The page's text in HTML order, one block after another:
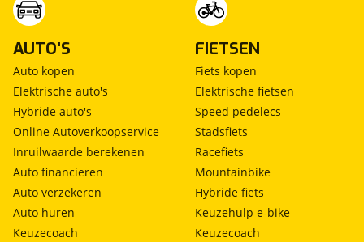
AUTO'S
Auto kopen
Elektrische auto's
Hybride auto's
Online Autoverkoopservice
Inruilwaarde berekenen
Auto financieren
Auto verzekeren
Auto huren
Keuzecoach
FIETSEN
Fiets kopen
Elektrische fietsen
Speed pedelecs
Stadsfiets
Racefiets
Mountainbike
Hybride fiets
Keuzehulp e-bike
Keuzecoach